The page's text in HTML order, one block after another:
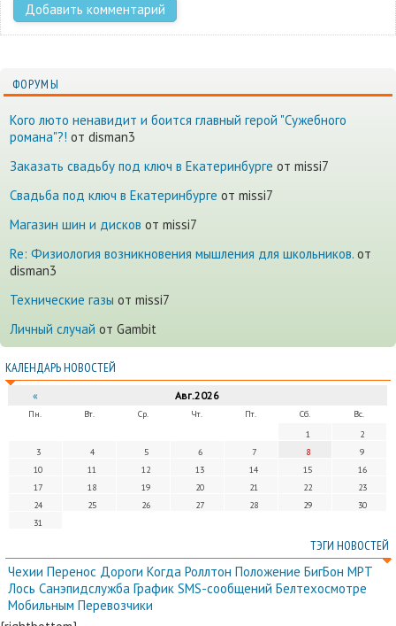
ФОРУМЫ
Кого люто ненавидит и боится главный герой "Сужебного
романа"?! от disman3
Заказать свадьбу под ключ в Екатеринбурге от missi7
Cвадьба под ключ в Екатеринбурге от missi7
Магазин шин и дисков от missi7
Re: Физиология возникновения мышления для школьников. от
disman3
Технические газы от missi7
Личный случай от Gambit
КАЛЕНДАРЬ НОВОСТЕЙ
« Авг.2026
Пн. Вт. Ср. Чт. Пт. Сб.
Вс.
1
2
3
4 5 6 7 8
9
10
11 12 13 14 15
16
17
18 19 20 21 22
23
24
25 26 27 28 29
30
31
ТЭГИ НОВОСТЕЙ
Чехии Перенос Дороги Когда Роллтон Положение БигБон МРТ
Лось Санэпидслужба График SMS-сообщений Белтехосмотре
Мобильным Перевозчики